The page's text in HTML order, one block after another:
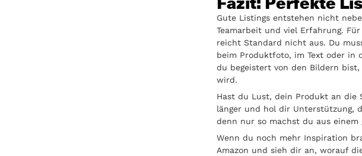
Gute Listings entstehen nicht
Teamarbeit und viel Erfahrung.
reicht Standard nicht aus. Du
beim Produktfoto, im Text oder in
du begeistert von den Bildern
wird.
Hast du Lust, dein Produkt an die
länger und hol dir Unterstützung,
denn nur so machst du aus einem
Wenn du noch mehr Inspiration
Amazon und sieh dir an, worauf